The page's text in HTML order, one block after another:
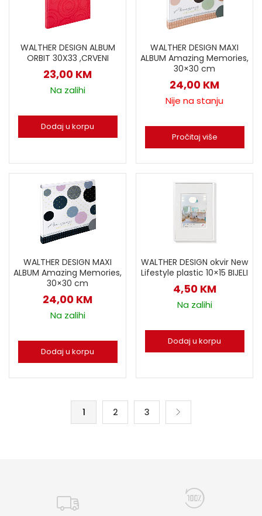
WALTHER DESIGN ALBUM
ORBIT 30X33 ,CRVENI
23,00 KM
Na zalihi
Dodaj u korpu
WALTHER DESIGN MAXI
ALBUM Amazing Memories,
30×30 cm
24,00 KM
Nije na stanju
Pročitaj više
WALTHER DESIGN MAXI
ALBUM Amazing Memories,
30×30 cm
24,00 KM
Na zalihi
Dodaj u korpu
WALTHER DESIGN okvir New
Lifestyle plastic 10×15 BIJELI
4,50 KM
Na zalihi
Dodaj u korpu
1 2 3